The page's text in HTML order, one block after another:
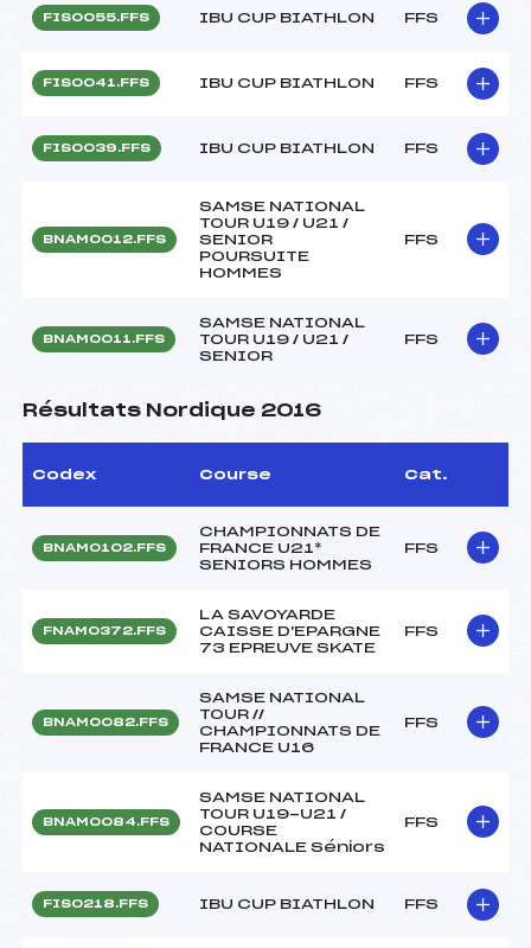
FIS0055.FFS IBU CUP BIATHLON FFS
FIS0041.FFS IBU CUP BIATHLON FFS
FIS0039.FFS IBU CUP BIATHLON FFS
BNAM0012.FFS
SAMSE NATIONAL
TOUR U19 / U21 /
SENIOR
POURSUITE
HOMMES
FFS
BNAM0011.FFS
SAMSE NATIONAL
TOUR U19 / U21 /
SENIOR
FFS
Résultats Nordique 2016
Codex Course Cat.
BNAM0102.FFS
CHAMPIONNATS DE
FRANCE U21*
SENIORS HOMMES
FFS
FNAM0372.FFS
LA SAVOYARDE
CAISSE D'EPARGNE
73 EPREUVE SKATE
FFS
BNAM0082.FFS
SAMSE NATIONAL
TOUR //
CHAMPIONNATS DE
FRANCE U16
FFS
BNAM0084.FFS
SAMSE NATIONAL
TOUR U19-U21 /
COURSE
NATIONALE Séniors
FFS
FIS0218.FFS IBU CUP BIATHLON FFS